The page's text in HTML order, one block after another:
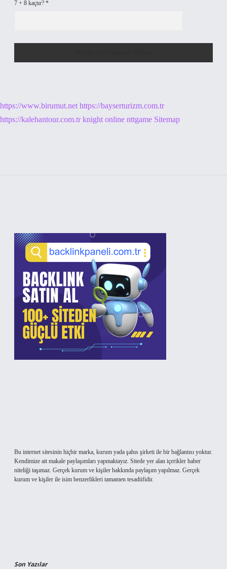
7 + 8 kaçtır? *
https://www.birumut.net https://bayserturizm.com.tr
https://kalehantour.com.tr knight online nttgame Sitemap
Bu internet sitesinin hiçbir marka, kurum yada şahıs şirketi ile bir bağlantısı yoktur.
Kendimize ait makale paylaşımları yapmaktayız. Sitede yer alan içerikler haber
niteliği taşımaz. Gerçek kurum ve kişiler hakkında paylaşım yapılmaz. Gerçek
kurum ve kişiler ile isim benzerlikleri tamamen tesadüfidir.
Son Yazılar